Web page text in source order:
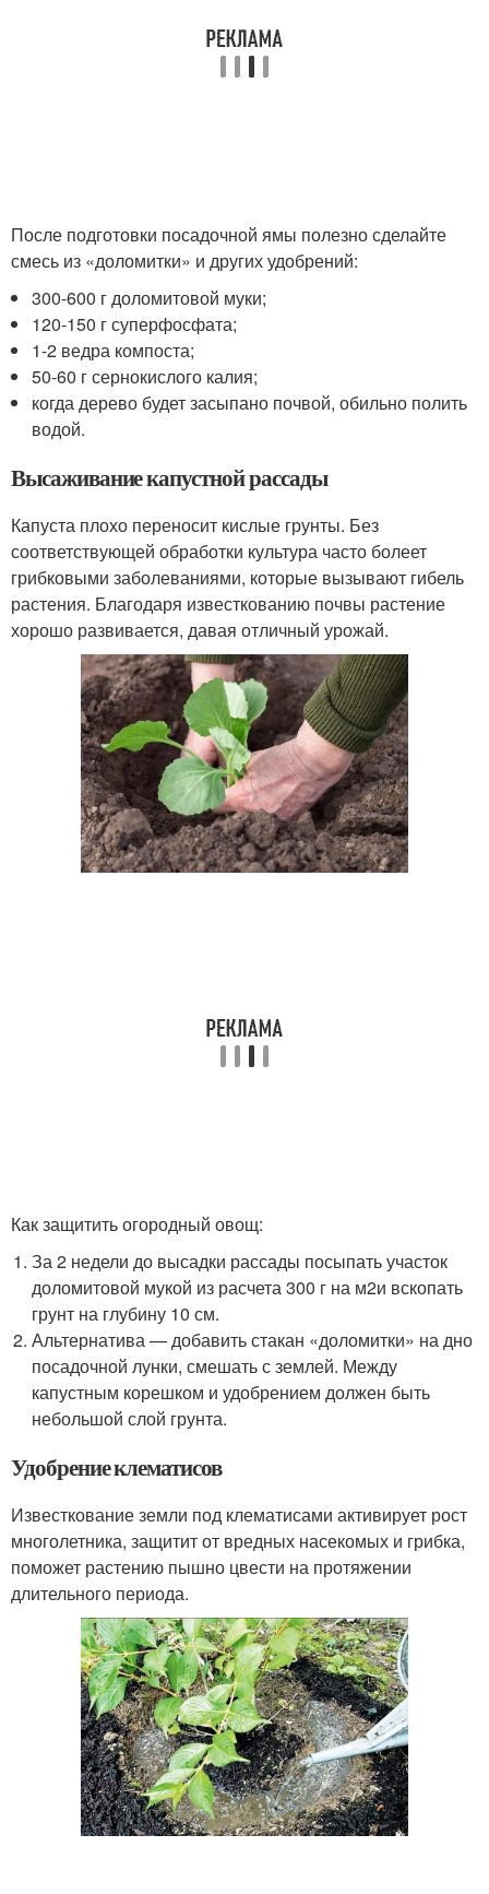
После подготовки посадочной ямы полезно сделайте
смесь из «доломитки» и других удобрений:
300-600 г доломитовой муки;
120-150 г суперфосфата;
1-2 ведра компоста;
50-60 г сернокислого калия;
когда дерево будет засыпано почвой, обильно полить
водой.
Высаживание капустной рассады
Капуста плохо переносит кислые грунты. Без
соответствующей обработки культура часто болеет
грибковыми заболеваниями, которые вызывают гибель
растения. Благодаря известкованию почвы растение
хорошо развивается, давая отличный урожай.
Как защитить огородный овощ:
За 2 недели до высадки рассады посыпать участок
доломитовой мукой из расчета 300 г на м2и вскопать
грунт на глубину 10 см.
Альтернатива — добавить стакан «доломитки» на дно
посадочной лунки, смешать с землей. Между
капустным корешком и удобрением должен быть
небольшой слой грунта.
Удобрение клематисов
Известкование земли под клематисами активирует рост
многолетника, защитит от вредных насекомых и грибка,
поможет растению пышно цвести на протяжении
длительного периода.